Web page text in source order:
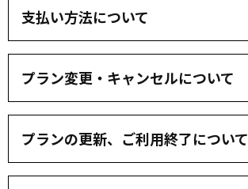
支払い方法について
プラン変更・キャンセルについて
プランの更新、ご利用終了について